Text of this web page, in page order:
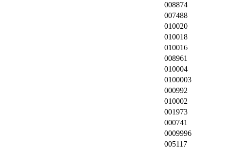
008874
007488
010020
010018
010016
008961
010004
0100003
000992
010002
001973
000741
0009996
005117